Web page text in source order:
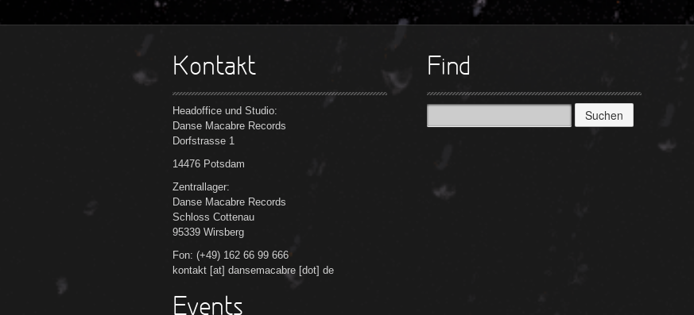
Kontakt
Headoffice und Studio:
Danse Macabre Records
Dorfstrasse 1
14476 Potsdam
Zentrallager:
Danse Macabre Records
Schloss Cottenau
95339 Wirsberg
Fon: (+49) 162 66 99 666
kontakt [at] dansemacabre [dot] de
Events
Find
Suchen
nach: